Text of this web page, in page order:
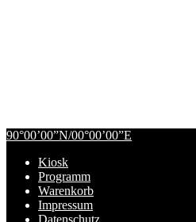
90°00’00”N/00°00’00”E
Navigation
springen
Inhalt
springen
Kiosk
Programm
Warenkorb
Impressum
Datenschutz